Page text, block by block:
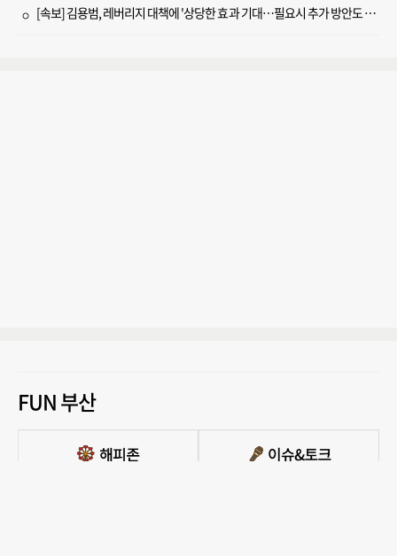
[속보] 김용범, 레버리지 대책에 '상당한 효과 기대…필요시 추가 방안도 검토'
FUN 부산